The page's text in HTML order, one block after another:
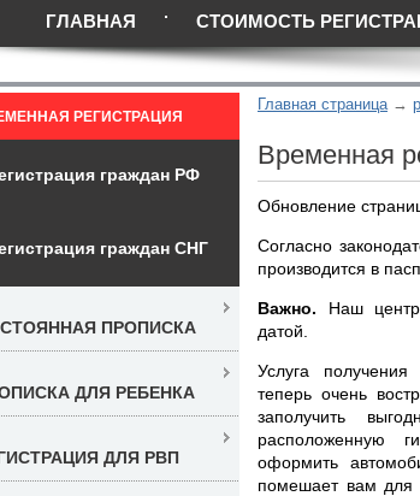
ГЛАВНАЯ СТОИМОСТЬ
Главная страница
Временная
Обновление
Согласно
производится в
Важно. Наш центр
датой.
Услуга получения
теперь очень
заполучить
расположенную
оформить
помешает вам для
РЕГИСТРАЦИЯ
граждан РФ
граждан СНГ
ПРОПИСКА
ДЛЯ РЕБЕНКА
ДЛЯ РВП